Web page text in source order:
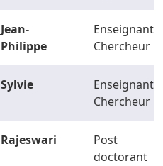
Jean-
Philippe
Enseignant-
Chercheur
Sylvie
Enseignant-
Chercheur
Rajeswari
Post
doctorant